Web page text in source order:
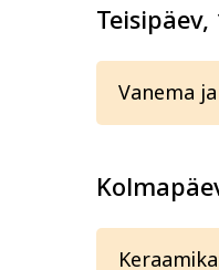
Vanema